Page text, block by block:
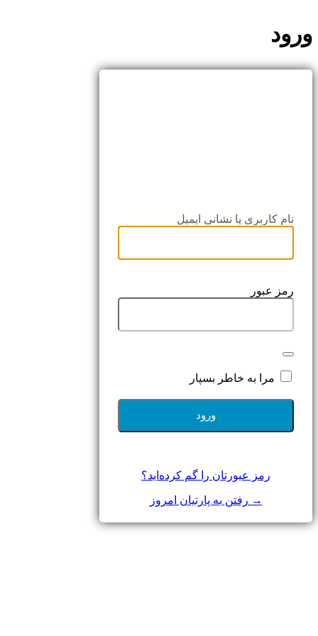
ورود
نام کاربری یا نشانی ایمیل
رمز عبور
مرا به خاطر بسپار
رمز عبورتان را گم کرده‌اید؟
→ رفتن به پارتیان امروز